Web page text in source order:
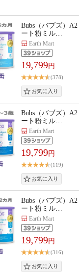
Bubs（バブズ）
ート粉ミル…
Earth Mart
19,799円
(378)
Bubs（バブズ）
ート粉ミル…
Earth Mart
19,799円
(119)
Bubs（バブズ）
ート粉ミル…
Earth Mart
19,799円
(316)